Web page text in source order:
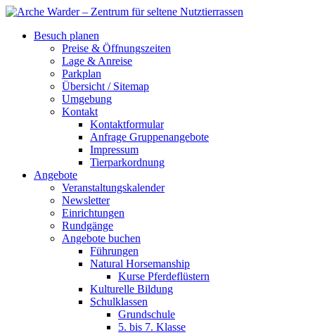
Besuch planen
Preise & Öffnungszeiten
Lage & Anreise
Parkplan
Übersicht / Sitemap
Umgebung
Kontakt
Kontaktformular
Anfrage Gruppenangebote
Impressum
Tierparkordnung
Angebote
Veranstaltungskalender
Newsletter
Einrichtungen
Rundgänge
Angebote buchen
Führungen
Natural Horsemanship
Kurse Pferdeflüstern
Kulturelle Bildung
Schulklassen
Grundschule
5. bis 7. Klasse